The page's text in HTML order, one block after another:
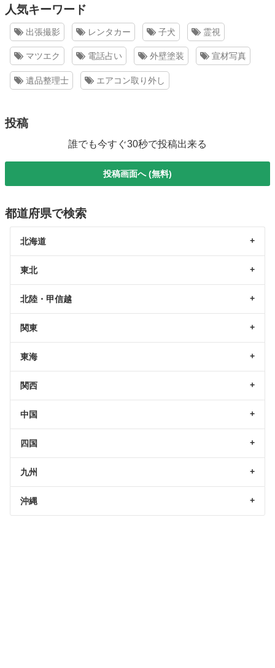
人気キーワード
出張撮影 レンタカー 子犬 霊視
マツエク 電話占い 外壁塗装 宣材写真
遺品整理士 エアコン取り外し
投稿
誰でも今すぐ30秒で投稿出来る
投稿画面へ (無料)
都道府県で検索
北海道
東北
北陸・甲信越
関東
東海
関西
中国
四国
九州
沖縄